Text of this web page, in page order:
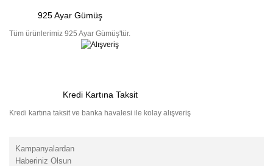
925 Ayar Gümüş
Tüm ürünlerimiz 925 Ayar Gümüş'tür.
Kredi Kartına Taksit
Kredi kartına taksit ve banka havalesi ile kolay alışveriş
Kampanyalardan
Haberiniz Olsun